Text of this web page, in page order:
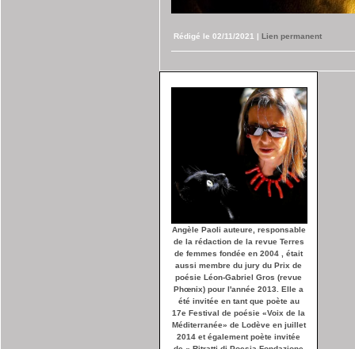
Rédigé le 02/11/2021 | Lien permanent
Angèle Paoli auteure, responsable
de la rédaction de la revue Terres
de femmes fondée en 2004 , était
aussi membre du jury du Prix de
poésie Léon-Gabriel Gros (revue
Phœnix) pour l'année 2013. Elle a
été invitée en tant que poète au
17e Festival de poésie «Voix de la
Méditerranée» de Lodève en juillet
2014 et également poète invitée